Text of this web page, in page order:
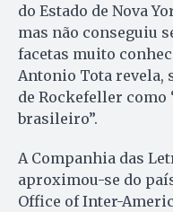
do Estado de Nova
mas não conseguiu
facetas muito
Antonio Tota revela,
de Rockefeller
brasileiro”.
A Companhia das
aproximou-se do
Office of Inter-